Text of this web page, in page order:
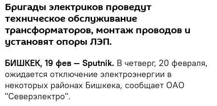
Бригады электриков проведут
техническое обслуживание
трансформаторов, монтаж проводов и
установят опоры ЛЭП.
БИШКЕК, 19 фев — Sputnik. В четверг, 20 февраля,
ожидается отключение электроэнергии в
некоторых районах Бишкека, сообщает ОАО
"Северэлектро".